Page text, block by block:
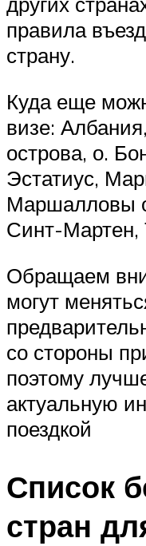
правила
страну.
Куда еще
визе:
острова, о.
Эстатиус,
Маршалловы
Синт-Мартен,
Обращаем
могут
со стороны
поэтому
актуальную
поездкой
Список
стран